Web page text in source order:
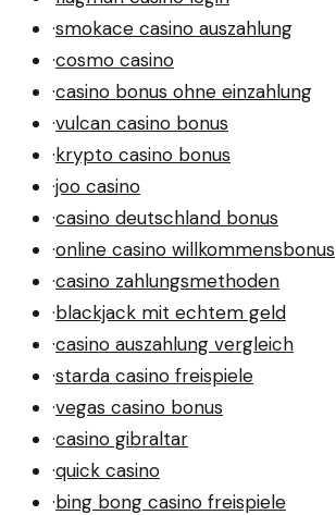
·smokace casino auszahlung
·cosmo casino
·casino bonus ohne einzahlung
·vulcan casino bonus
·krypto casino bonus
·joo casino
·casino deutschland bonus
·online casino willkommensbonus
·casino zahlungsmethoden
·blackjack mit echtem geld
·casino auszahlung vergleich
·starda casino freispiele
·vegas casino bonus
·casino gibraltar
·quick casino
·bing bong casino freispiele